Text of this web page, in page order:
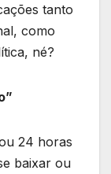
tanto
como
né?
24 horas
baixar ou